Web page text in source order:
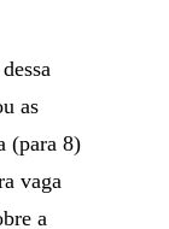
as
(para 8)
vaga
a